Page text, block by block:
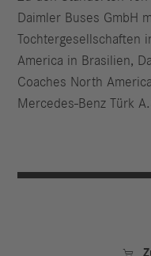
Daimler Buses GmbH
Tochtergesellschaften
America in Brasilien,
Coaches North
Mercedes‑Benz Türk
